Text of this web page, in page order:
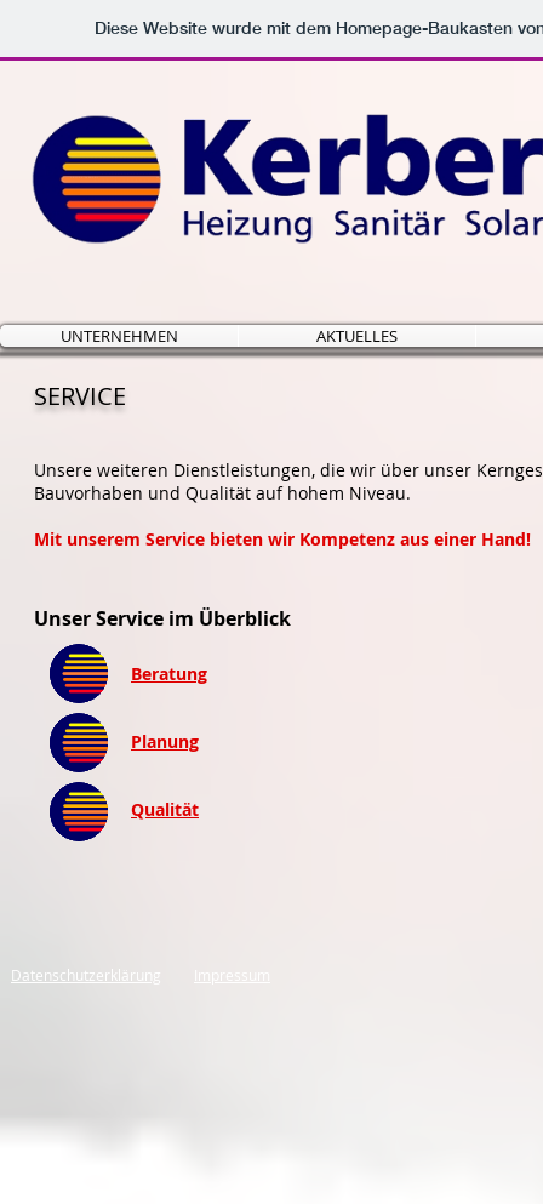
Diese Website wurde mit dem Homepage-Baukasten
UNTERNEHMEN AKTUELLES
SERVICE
Unsere weiteren Dienstleistungen, die wir über unser
Bauvorhaben und Qualität auf hohem Niveau.
Mit unserem Service bieten wir Kompetenz aus einer Hand!
Unser Service im Überblick
Beratung
Planung
Qualität
Datenschutzerklärung